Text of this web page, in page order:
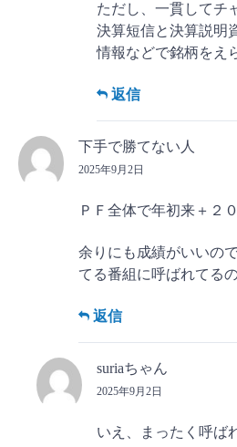
ただし、一貫してチ
決算短信と決算説明
情報などで銘柄をえ
返信
下手で勝てない人
2025年9月2日
ＰＦ全体で年初来＋２
余りにも成績がいいの
てる番組に呼ばれてる
返信
suriaちゃん
2025年9月2日
いえ、まったく呼ば